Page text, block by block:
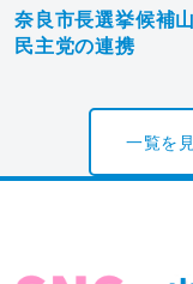
奈良市長選挙候補
民主党の連携
一覧を